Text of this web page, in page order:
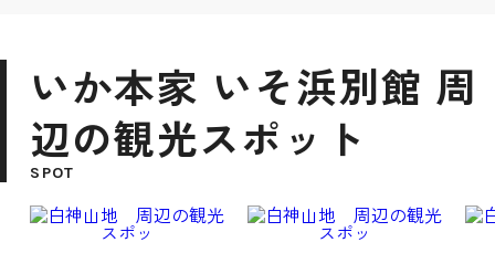
いか本家 いそ浜別館 周
辺の観光スポット
SPOT